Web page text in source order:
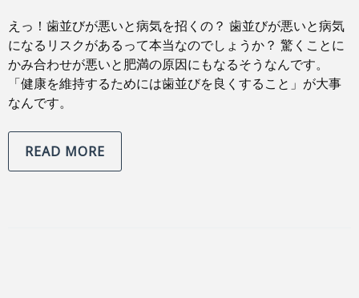
えっ！歯並びが悪いと病気を招くの？ 歯並びが悪いと病気
になるリスクがあるって本当なのでしょうか？ 驚くことに
かみ合わせが悪いと肥満の原因にもなるそうなんです。
「健康を維持するためには歯並びを良くすること」が大事
なんです。
READ MORE